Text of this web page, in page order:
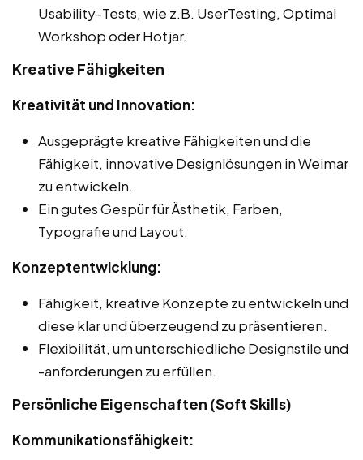
Usability-Tests, wie z.B. UserTesting, Optimal
Workshop oder Hotjar.
Kreative Fähigkeiten
Kreativität und Innovation:
Ausgeprägte kreative Fähigkeiten und die
Fähigkeit, innovative Designlösungen in Weimar
zu entwickeln.
Ein gutes Gespür für Ästhetik, Farben,
Typografie und Layout.
Konzeptentwicklung:
Fähigkeit, kreative Konzepte zu entwickeln und
diese klar und überzeugend zu präsentieren.
Flexibilität, um unterschiedliche Designstile und
-anforderungen zu erfüllen.
Persönliche Eigenschaften (Soft Skills)
Kommunikationsfähigkeit: